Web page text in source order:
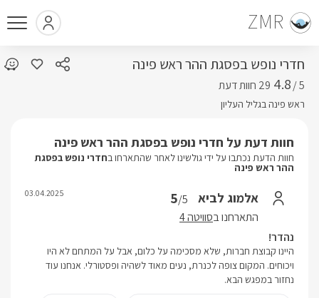
ZMR
חדרי נופש בפסגת ההר ראש פינה
5 /
4.8
ראש פינה בגליל העליון
חוות דעת על חדרי נופש בפסגת ההר ראש פינה
חוות הדעת נכתבו על ידי גולשינו לאחר שהתארחו בחדרי נופש בפסגת
ההר ראש פינה
אלמוג לביא 5/5
התארחנו בסוויטה 4
03.04.2025
נהדר!
היינו קבוצת חברות, שלא מסכימה על כלום, אבל על המתחם לא היו
ויכוחים. המקום צופה לכנרת, נעים מאוד לשהיה ופסטורלי. אנחנו עוד
נחזור במפגש הבא.